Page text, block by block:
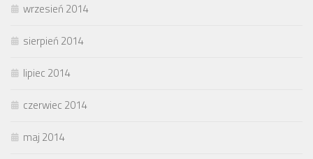
wrzesień 2014
sierpień 2014
lipiec 2014
czerwiec 2014
maj 2014